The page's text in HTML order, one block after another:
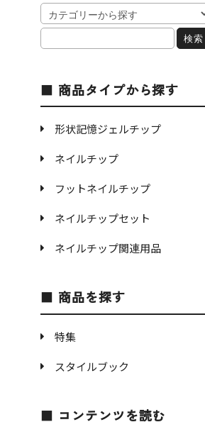
商品タイプから探す
形状記憶ジェルチップ
ネイルチップ
フットネイルチップ
ネイルチップセット
ネイルチップ関連用品
商品を探す
特集
スタイルブック
コンテンツを読む